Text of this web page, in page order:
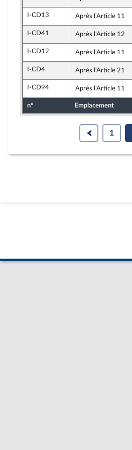
I-CD13 Après l'Article 11
I-CD41 Après l'Article 12
I-CD12 Après l'Article 11
I-CD4 Après l'Article 21
I-CD94 Après l'Article 11
n° Emplacement
1